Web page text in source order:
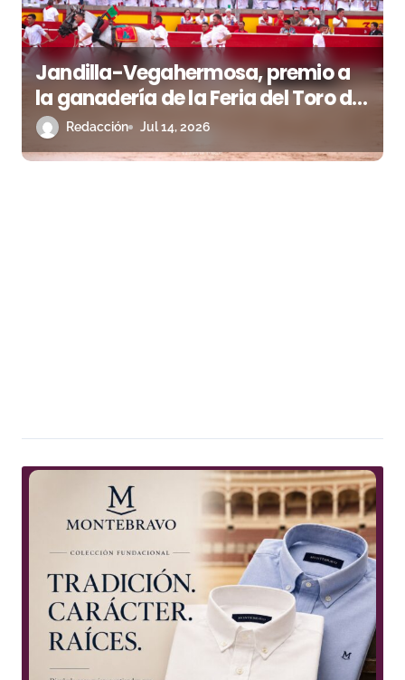
Jandilla-Vegahermosa, premio a
la ganadería de la Feria del Toro de
Pamplona
Redacción Jul 14, 2026